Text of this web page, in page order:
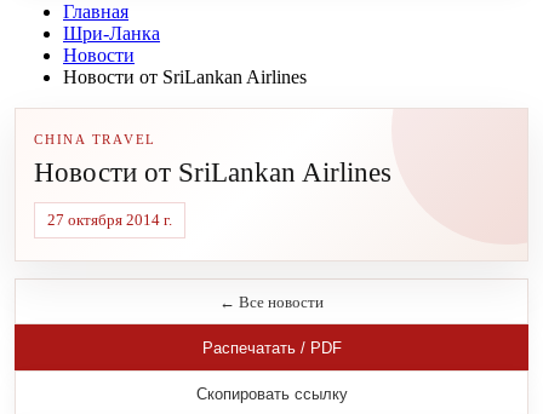
Главная
Шри-Ланка
Новости
Новости от SriLankan Airlines
CHINA TRAVEL
Новости от SriLankan Airlines
27 октября 2014 г.
← Все новости
Распечатать / PDF
Скопировать ссылку